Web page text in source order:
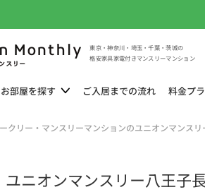
東京・神奈川・埼玉・千葉・茨城の
格安家具家電付きマンスリーマンション
お部屋を探す ご入居までの流れ 料金プ
クリー・マンスリーマンションのユニオンマンスリ
ユニオンマンスリー八王子